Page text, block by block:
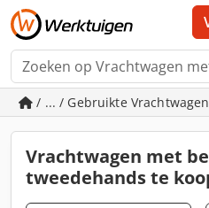
/ ... / Gebruikte
Vrachtwagen met
tweedehands te